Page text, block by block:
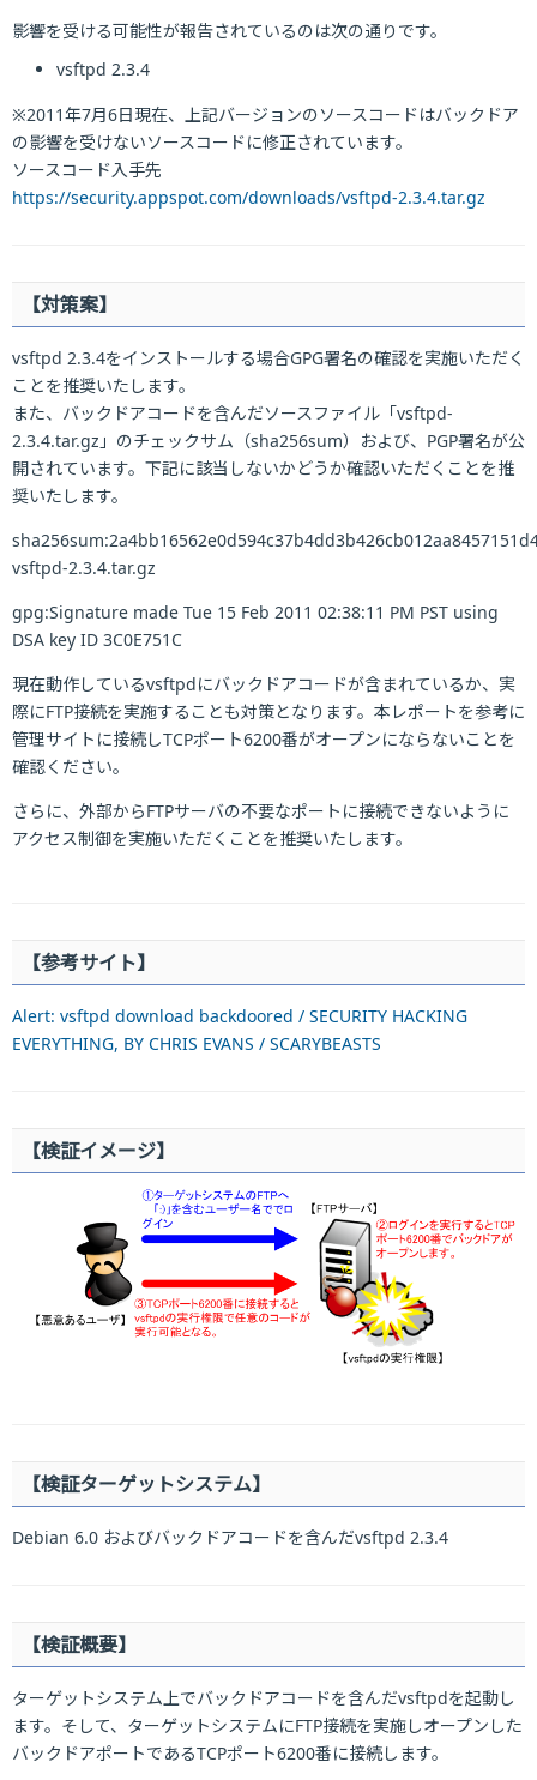
影響を受ける可能性が報告されているのは次の通りです。
vsftpd 2.3.4
※2011年7月6日現在、上記バージョンのソースコードはバックドア
の影響を受けないソースコードに修正されています。
ソースコード入手先
https://security.appspot.com/downloads/vsftpd-2.3.4.tar.gz
【対策案】
vsftpd 2.3.4をインストールする場合GPG署名の確認を実施いただく
ことを推奨いたします。
また、バックドアコードを含んだソースファイル「vsftpd-
2.3.4.tar.gz」のチェックサム（sha256sum）および、PGP署名が公
開されています。下記に該当しないかどうか確認いただくことを推
奨いたします。
vsftpd-2.3.4.tar.gz
gpg:Signature made Tue 15 Feb 2011 02:38:11 PM PST using
DSA key ID 3C0E751C
現在動作しているvsftpdにバックドアコードが含まれているか、実
際にFTP接続を実施することも対策となります。本レポートを参考に
管理サイトに接続しTCPポート6200番がオープンにならないことを
確認ください。
さらに、外部からFTPサーバの不要なポートに接続できないように
アクセス制御を実施いただくことを推奨いたします。
【参考サイト】
Alert: vsftpd download backdoored / SECURITY HACKING
EVERYTHING, BY CHRIS EVANS / SCARYBEASTS
【検証イメージ】
【検証ターゲットシステム】
Debian 6.0 およびバックドアコードを含んだvsftpd 2.3.4
【検証概要】
ターゲットシステム上でバックドアコードを含んだvsftpdを起動し
ます。そして、ターゲットシステムにFTP接続を実施しオープンした
バックドアポートであるTCPポート6200番に接続します。